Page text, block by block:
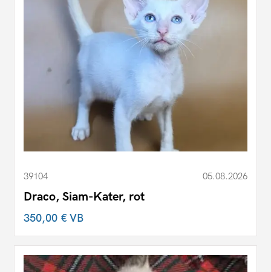
39104 05.08.2026
Draco, Siam-Kater, rot
350,00 €VB